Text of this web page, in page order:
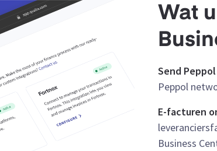
Wat
Send
Peppol
E-facturen
Business